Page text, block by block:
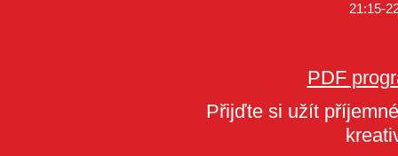
21:15-
PDF
Přijďte si užít